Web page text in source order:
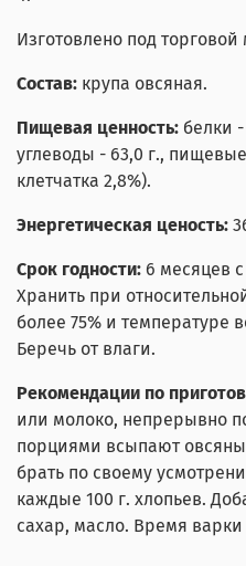
Изготовлено под
Состав: крупа овсяная.
Пищевая ценность: белки
углеводы - 63,0 г.,
клетчатка 2,8%).
Энергетическая ценость:
Срок годности: 6 месяцев
Хранить при
более 75% и температуре
Беречь от влаги.
Рекомендации по
или молоко, непрерывно
порциями всыпают
брать по своему
каждые 100 г. хлопьев.
сахар, масло. Время варки